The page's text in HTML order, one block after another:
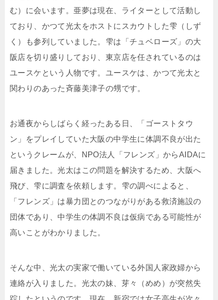
む）に会います。亜夢は現在、ライターとして活動し
ており、かつて光太をホストにスカウトした雫（しず
く）も参列していました。雫は「チュベローズ」の大
阪店を切り盛りしており、東京店を任されているのは
ユースケという人物です。ユースケは、かつて光太と
関わりのあった斉藤美津子の甥です。
お通夜からしばらく経ったある日、「ゴーストタウ
ン」をプレイしていた大阪の中学生に体調不良が出た
というクレームが、NPO法人「フレンズ」からAIDAに
届きました。光太はこの問題を解決するため、大阪へ
飛び、雫に調査を依頼します。雫の調べによると、
「フレンズ」は暴力団とのつながりがある救済施設の
団体であり、中学生の体調不良は仮病である可能性が
高いことがわかりました。
そんな中、光太の実家で働いている外国人家政婦から
連絡が入りました。光太の妹、芽々（めめ）が突然失